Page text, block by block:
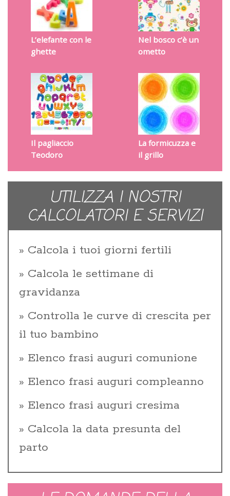
L’elefante con le
ghette
Nel bosco c’è un
ometto
Il pagliaccio
Teodoro
La formicuzza e
il grillo
UTILIZZA I NOSTRI
CALCOLATORI E SERVIZI
Calcola i tuoi giorni fertili
Calcola le settimane di
gravidanza
Controlla le curve di crescita per
il tuo bambino
Elenco frasi auguri comunione
Elenco frasi auguri compleanno
Elenco frasi auguri cresima
Calcola la data presunta del
parto